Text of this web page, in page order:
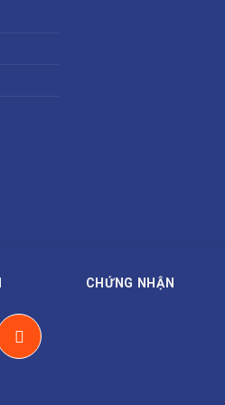
CHỨNG NHẬN